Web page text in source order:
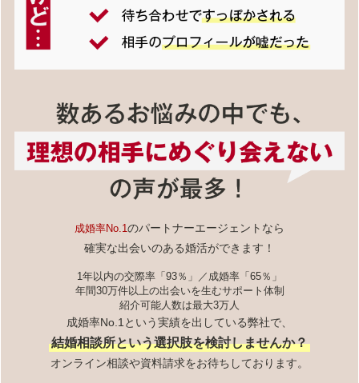
成婚率No.1のパートナーエージェントなら
確実な出会いのある婚活ができます！
1年以内の交際率「93％」／成婚率「65％」
年間30万件以上の出会いを生むサポート体制
紹介可能人数は最大3万人
成婚率No.1という実績を出している弊社で、
結婚相談所という選択肢を検討しませんか？
オンライン相談や資料請求をお待ちしております。